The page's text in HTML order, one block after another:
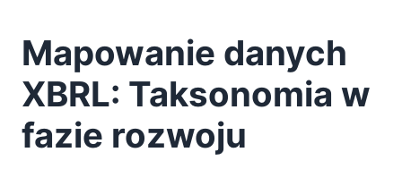
2010
2009
2008
2007
Mapowanie danych
XBRL: Taksonomia w
fazie rozwoju